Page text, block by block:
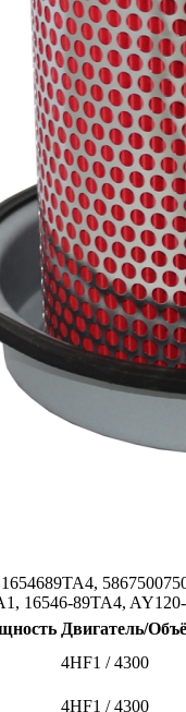
16546-89TA4,
Двигатель/
4HF1 / 4300
4HF1 / 4300